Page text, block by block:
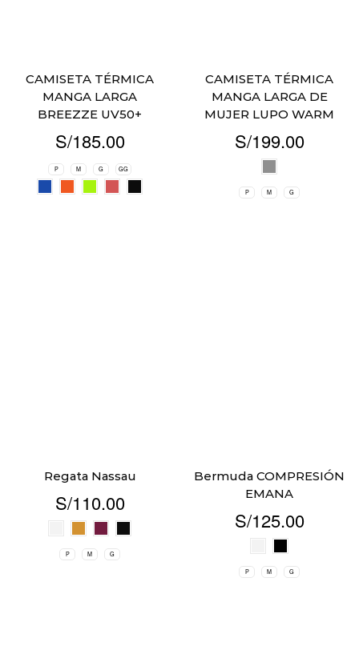
CAMISETA TÉRMICA
MANGA LARGA
BREEZZE UV50+
S/185.00
P M G GG
CAMISETA TÉRMICA
MANGA LARGA DE
MUJER LUPO WARM
S/199.00
P M G
Regata Nassau
S/110.00
P M G
Bermuda COMPRESIÓN
EMANA
S/125.00
P M G